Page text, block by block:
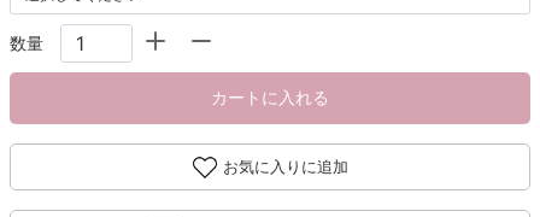
数量
カートに入れる
お気に入りに追加